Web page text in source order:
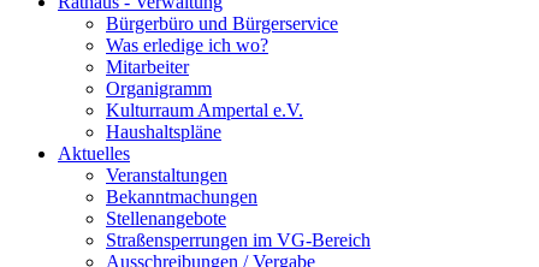
Bürgerbüro und Bürgerservice
Was erledige ich wo?
Mitarbeiter
Organigramm
Kulturraum Ampertal e.V.
Haushaltspläne
Aktuelles
Veranstaltungen
Bekanntmachungen
Stellenangebote
Straßensperrungen im VG-Bereich
Ausschreibungen / Vergabe